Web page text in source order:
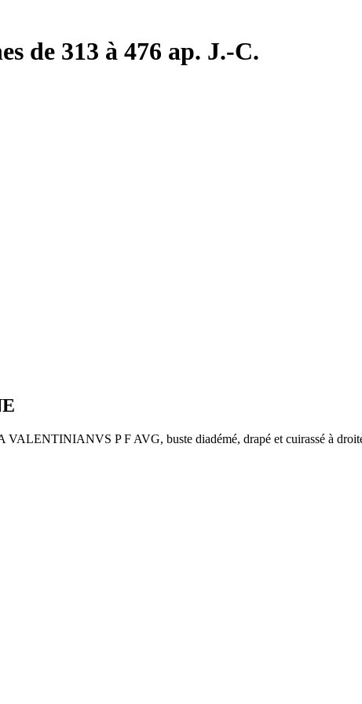
de 313 à 476 ap. J.-C.
VALENTINIANVS P F AVG, buste diadémé, drapé et cuirassé à